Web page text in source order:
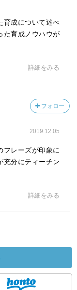
との前に
ーに共通して
育成について述べ
た育成ノウハウが
詳細をみる
フォロー
2019.12.05
フレーズが印象に
充分にティーチン
詳細をみる